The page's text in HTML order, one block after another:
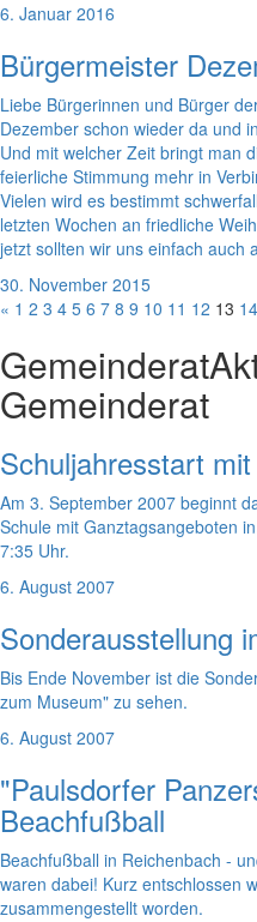
6. Januar 2016
Bürgermeister
Liebe Bürgerinnen und Bürger
Dezember schon wieder da und
Und mit welcher Zeit bringt man
feierliche Stimmung mehr in
Vielen wird es bestimmt
letzten Wochen an friedliche
jetzt sollten wir uns einfach auch
30. November 2015
« 1 2 3 4 5 6 7 8 9 10 11 12 13 14
Gemeinderat
Gemeinderat
Schuljahresstart
Am 3. September 2007 beginnt
Schule mit Ganztagsangeboten
7:35 Uhr.
6. August 2007
Sonderausstellung
Bis Ende November ist die
zum Museum" zu sehen.
6. August 2007
"Paulsdorfer
Beachfußball
Beachfußball in Reichenbach -
waren dabei! Kurz entschlossen
zusammengestellt worden.